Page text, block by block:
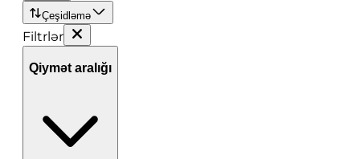
Çeşidləmə
Filtrlər
Qiymət aralığı